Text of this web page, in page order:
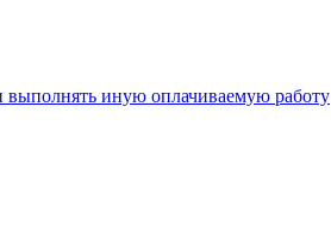
иную оплачиваемую работу